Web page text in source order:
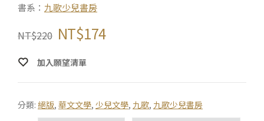
書系： 九歌少兒書房
NT$220 NT$174
加入願望清單
分類: 絕版, 華文文學, 少兒文學, 九歌, 九歌少兒書房